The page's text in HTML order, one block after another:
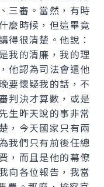
三審。當然，有時
麼時候，但這畢竟
得很清楚。他說：
我的清廉，我的理
他認為司法會還他
要懷疑我的話，不
判決才算數，或是
生昨天說的事非常
，今天國家只有兩
我們只有前後任總
，而且是他的幕僚
向各位報告，我當